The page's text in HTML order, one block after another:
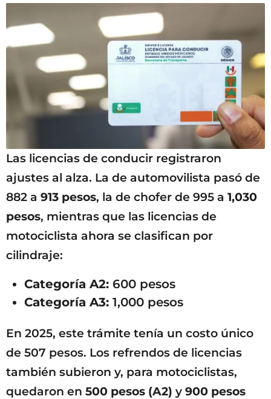
Las licencias de conducir registraron
ajustes al alza. La de automovilista pasó de
882 a 913 pesos, la de chofer de 995 a 1,030
pesos, mientras que las licencias de
motociclista ahora se clasifican por
cilindraje:
Categoría A2: 600 pesos
Categoría A3: 1,000 pesos
En 2025, este trámite tenía un costo único
de 507 pesos. Los refrendos de licencias
también subieron y, para motociclistas,
quedaron en 500 pesos (A2) y 900 pesos